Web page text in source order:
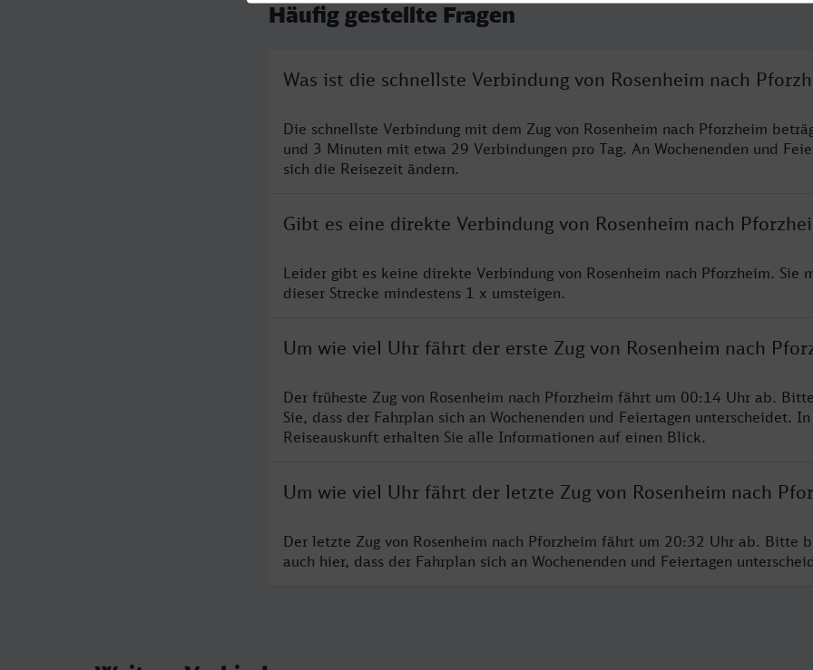
Häufig gestellte Fragen
Was ist die schnellste Verbindung von Rosenheim nach
Die schnellste Verbindung mit dem Zug von Rosenheim nach Pforzheim
und 3 Minuten mit etwa 29 Verbindungen pro Tag. An Wochenenden und
sich die Reisezeit ändern.
Gibt es eine direkte Verbindung von Rosenheim nach
Leider gibt es keine direkte Verbindung von Rosenheim nach Pforzheim. Sie
dieser Strecke mindestens 1 x umsteigen.
Um wie viel Uhr fährt der erste Zug von Rosenheim nach
Der früheste Zug von Rosenheim nach Pforzheim fährt um 00:14 Uhr ab.
Sie, dass der Fahrplan sich an Wochenenden und Feiertagen unterscheidet.
Reiseauskunft erhalten Sie alle Informationen auf einen Blick.
Um wie viel Uhr fährt der letzte Zug von Rosenheim nach
Der letzte Zug von Rosenheim nach Pforzheim fährt um 20:32 Uhr ab. Bitte
auch hier, dass der Fahrplan sich an Wochenenden und Feiertagen